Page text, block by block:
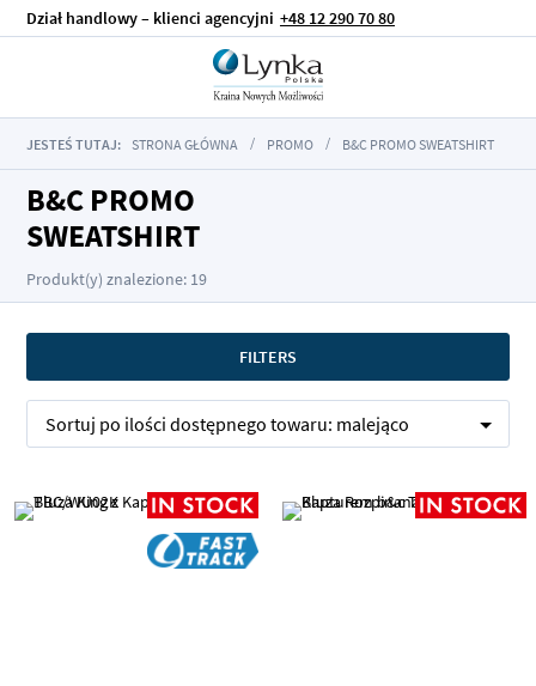
Dział handlowy – klienci agencyjni +48 12 290 70 80
JESTEŚ TUTAJ: STRONA GŁÓWNA PROMO B&C PROMO SWEATSHIRT
B&C PROMO
SWEATSHIRT
Produkt(y) znalezione: 19
FILTERS
Sortuj po ilości dostępnego towaru: malejąco